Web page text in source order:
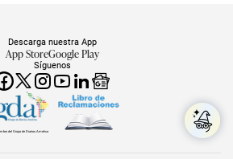
Síguenos
Descarga nuestra App
App StoreGoogle Play
del Grupo de Diarios América